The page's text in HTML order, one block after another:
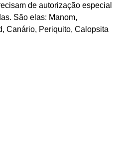
de autorização especial
São elas: Manom,
Canário, Periquito, Calopsita